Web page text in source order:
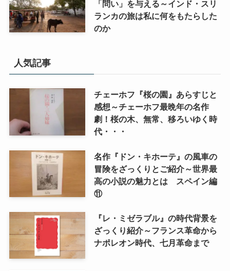
「問い」を与える～インド・スリ
ランカの旅は私に何をもたらした
のか
人気記事
チェーホフ『桜の園』あらすじと
感想～チェーホフ最晩年の名作
劇！桜の木、無常、移ろいゆく時
代・・・
名作『ドン・キホーテ』の風車の
冒険をざっくりとご紹介～世界最
高の小説の魅力とは スペイン編
⑪
『レ・ミゼラブル』の時代背景を
ざっくり紹介～フランス革命から
ナポレオン時代、七月革命まで